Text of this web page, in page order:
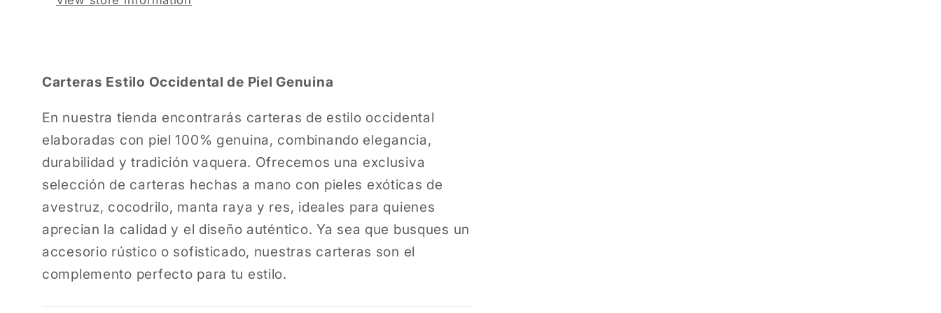
Carteras Estilo Occidental de Piel Genuina
En nuestra tienda encontrarás carteras de estilo occidental
elaboradas con piel 100% genuina, combinando elegancia,
durabilidad y tradición vaquera. Ofrecemos una exclusiva
selección de carteras hechas a mano con pieles exóticas de
avestruz, cocodrilo, manta raya y res, ideales para quienes
aprecian la calidad y el diseño auténtico. Ya sea que busques un
accesorio rústico o sofisticado, nuestras carteras son el
complemento perfecto para tu estilo.